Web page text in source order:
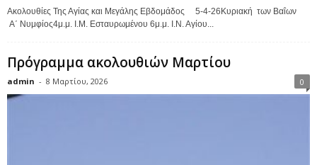
Ακολουθίες Της Αγίας και Μεγάλης Εβδομάδος 5-4-26Κυριακή των Βαΐων
Α΄ Νυμφίος4μ.μ. Ι.Μ. Εσταυρωμένου 6μ.μ. Ι.Ν. Αγίου...
Πρόγραμμα ακολουθιών Μαρτίου
admin - 8 Μαρτίου, 2026 0